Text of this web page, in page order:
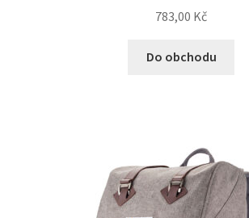
783,00 Kč
Do obchodu